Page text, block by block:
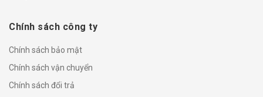
Chính sách công ty
Chính sách bảo mật
Chính sách vận chuyển
Chính sách đổi trả